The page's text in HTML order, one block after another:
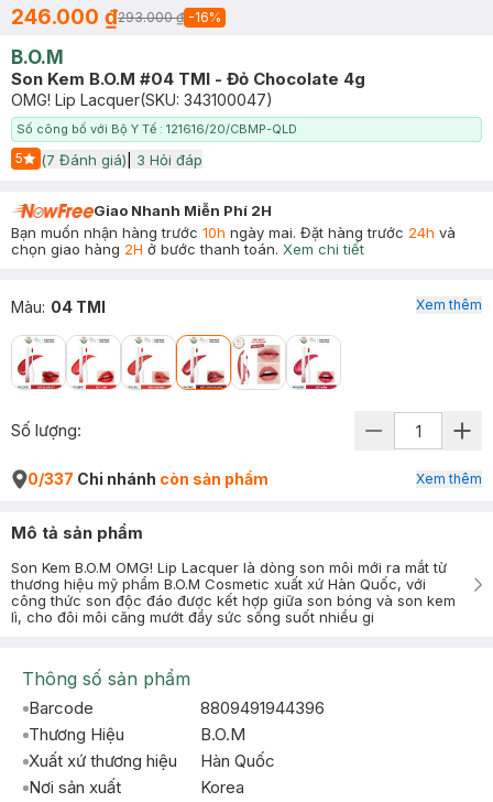
246.000 ₫293.000 ₫ -16%
B.O.M
Son Kem B.O.M #04 TMI - Đỏ Chocolate 4g
OMG! Lip Lacquer(SKU: 343100047)
Số công bố với Bộ Y Tế : 121616/20/CBMP-QLD
5
Start Icon
(7 Đánh giá) 3 Hỏi đáp
Giao Nhanh Miễn Phí 2H
Bạn muốn nhận hàng trước 10h ngày mai. Đặt hàng trước 24h và
chọn giao hàng 2H ở bước thanh toán. Xem chi tiết
Màu: 04 TMI Xem thêm
Số lượng:
0/337 Chi nhánh còn sản phẩm Xem thêm
Mô tả sản phẩm
Son Kem B.O.M OMG! Lip Lacquer là dòng son môi mới ra mắt từ
thương hiệu mỹ phẩm B.O.M Cosmetic xuất xứ Hàn Quốc, với
công thức son độc đáo được kết hợp giữa son bóng và son kem
lì, cho đôi môi căng mướt đầy sức sống suốt nhiều gi
Thông số sản phẩm
Barcode
8809491944396
Thương Hiệu
B.O.M
Xuất xứ thương hiệu
Hàn Quốc
Nơi sản xuất
Korea